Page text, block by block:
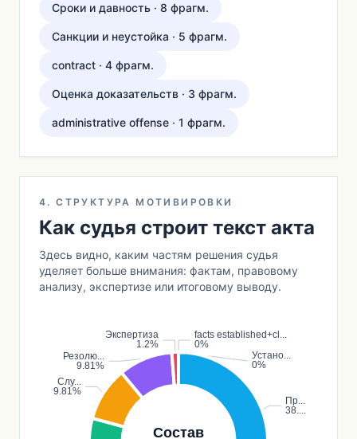
Сроки и давность · 8 фрагм.
Санкции и неустойка · 5 фрагм.
contract · 4 фрагм.
Оценка доказательств · 3 фрагм.
administrative offense · 1 фрагм.
4. СТРУКТУРА МОТИВИРОВКИ
Как судья строит текст акта
Здесь видно, каким частям решения судья
уделяет больше внимания: фактам, правовому
анализу, экспертизе или итоговому выводу.